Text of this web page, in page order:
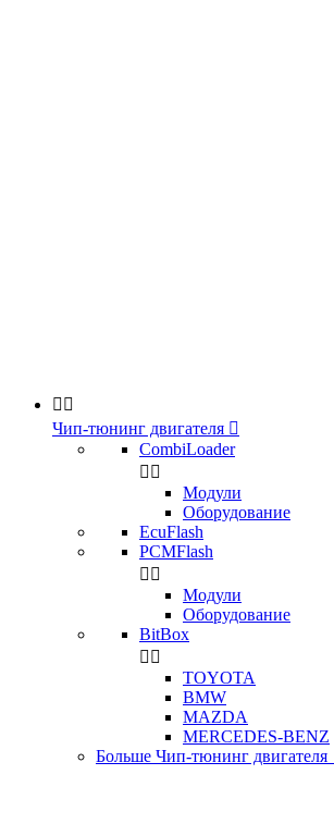
 
Чип-тюнинг двигателя 
CombiLoader
 
Модули
Оборудование
EcuFlash
PCMFlash
 
Модули
Оборудование
BitBox
 
TOYOTA
BMW
MAZDA
MERCEDES-BENZ
Больше Чип-тюнинг двигателя